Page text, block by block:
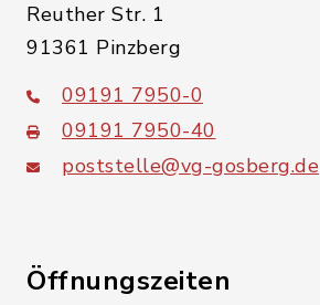
Reuther Str. 1
91361 Pinzberg
09191 7950-0
09191 7950-40
poststelle@vg-gosberg.de
Öffnungszeiten